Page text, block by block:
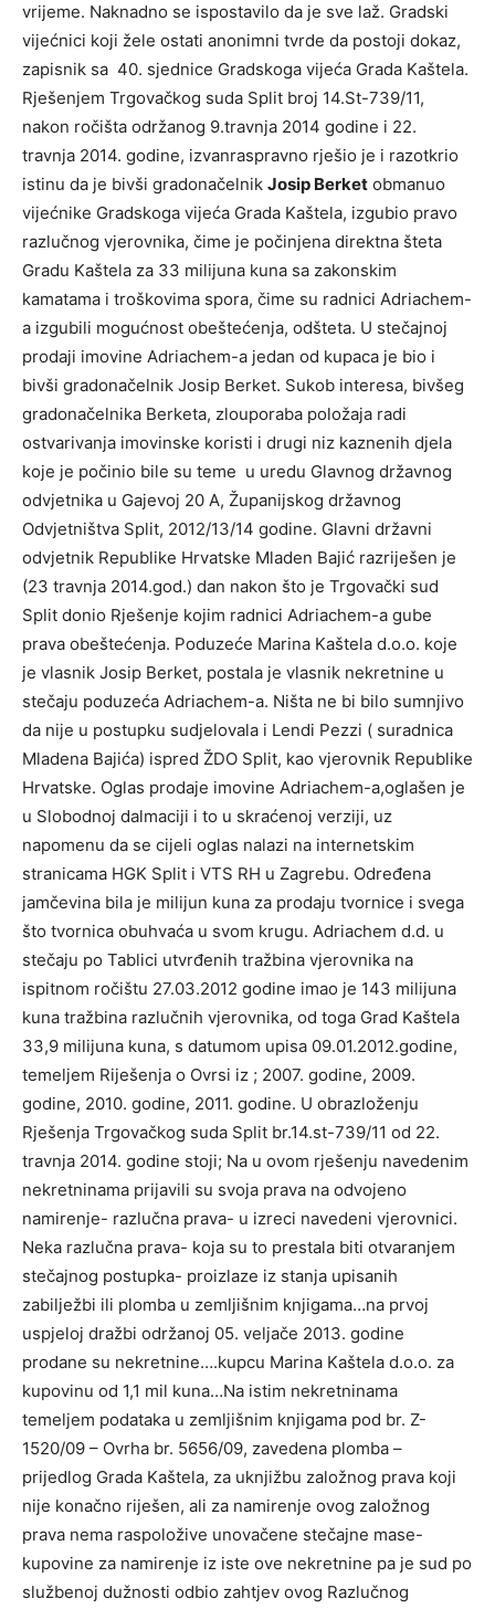
vrijeme. Naknadno se ispostavilo da je sve laž. Gradski
vijećnici koji žele ostati anonimni tvrde da postoji dokaz,
zapisnik sa 40. sjednice Gradskoga vijeća Grada Kaštela.
Rješenjem Trgovačkog suda Split broj 14.St-739/11,
nakon ročišta održanog 9.travnja 2014 godine i 22.
travnja 2014. godine, izvanraspravno rješio je i razotkrio
istinu da je bivši gradonačelnik Josip Berket obmanuo
vijećnike Gradskoga vijeća Grada Kaštela, izgubio pravo
razlučnog vjerovnika, čime je počinjena direktna šteta
Gradu Kaštela za 33 milijuna kuna sa zakonskim
kamatama i troškovima spora, čime su radnici Adriachem-
a izgubili mogućnost obeštećenja, odšteta. U stečajnoj
prodaji imovine Adriachem-a jedan od kupaca je bio i
bivši gradonačelnik Josip Berket. Sukob interesa, bivšeg
gradonačelnika Berketa, zlouporaba položaja radi
ostvarivanja imovinske koristi i drugi niz kaznenih djela
koje je počinio bile su teme u uredu Glavnog državnog
odvjetnika u Gajevoj 20 A, Županijskog državnog
Odvjetništva Split, 2012/13/14 godine. Glavni državni
odvjetnik Republike Hrvatske Mladen Bajić razriješen je
(23 travnja 2014.god.) dan nakon što je Trgovački sud
Split donio Rješenje kojim radnici Adriachem-a gube
prava obeštećenja. Poduzeće Marina Kaštela d.o.o. koje
je vlasnik Josip Berket, postala je vlasnik nekretnine u
stečaju poduzeća Adriachem-a. Ništa ne bi bilo sumnjivo
da nije u postupku sudjelovala i Lendi Pezzi ( suradnica
Mladena Bajića) ispred ŽDO Split, kao vjerovnik Republike
Hrvatske. Oglas prodaje imovine Adriachem-a,oglašen je
u Slobodnoj dalmaciji i to u skraćenoj verziji, uz
napomenu da se cijeli oglas nalazi na internetskim
stranicama HGK Split i VTS RH u Zagrebu. Određena
jamčevina bila je milijun kuna za prodaju tvornice i svega
što tvornica obuhvaća u svom krugu. Adriachem d.d. u
stečaju po Tablici utvrđenih tražbina vjerovnika na
ispitnom ročištu 27.03.2012 godine imao je 143 milijuna
kuna tražbina razlučnih vjerovnika, od toga Grad Kaštela
33,9 milijuna kuna, s datumom upisa 09.01.2012.godine,
temeljem Riješenja o Ovrsi iz ; 2007. godine, 2009.
godine, 2010. godine, 2011. godine. U obrazloženju
Rješenja Trgovačkog suda Split br.14.st-739/11 od 22.
travnja 2014. godine stoji; Na u ovom rješenju navedenim
nekretninama prijavili su svoja prava na odvojeno
namirenje- razlučna prava- u izreci navedeni vjerovnici.
Neka razlučna prava- koja su to prestala biti otvaranjem
stečajnog postupka- proizlaze iz stanja upisanih
zabilježbi ili plomba u zemljišnim knjigama…na prvoj
uspjeloj dražbi održanoj 05. veljače 2013. godine
prodane su nekretnine….kupcu Marina Kaštela d.o.o. za
kupovinu od 1,1 mil kuna…Na istim nekretninama
temeljem podataka u zemljišnim knjigama pod br. Z-
1520/09 – Ovrha br. 5656/09, zavedena plomba –
prijedlog Grada Kaštela, za uknjižbu založnog prava koji
nije konačno riješen, ali za namirenje ovog založnog
prava nema raspoložive unovačene stečajne mase-
kupovine za namirenje iz iste ove nekretnine pa je sud po
službenoj dužnosti odbio zahtjev ovog Razlučnog